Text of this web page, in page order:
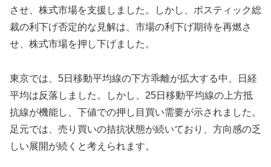
させ、株式市場を支援しました。しかし、ボスティック総
裁の利下げ否定的な見解は、市場の利下げ期待を再燃さ
せ、株式市場を押し下げました。
東京では、5日移動平均線の下方乖離が拡大する中、日経
平均は反落しました。しかし、25日移動平均線の上方抵
抗線が機能し、下値での押し目買い需要が示されました。
足元では、売り買いの拮抗状態が続いており、方向感の乏
しい展開が続くと考えられます。